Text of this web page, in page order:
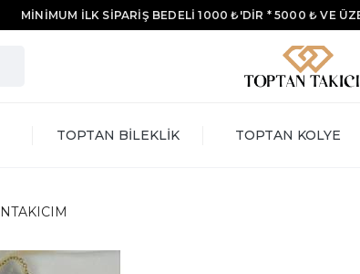
MİNİMUM İLK SİPARİŞ BEDELİ 1000 ₺'DİR * 5000 ₺ VE
TOPTAN BİLEKLİK TOPTAN KOLYE